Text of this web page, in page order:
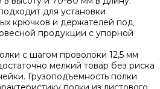
для установки
крючков и держателей под
продукции с упорной
с шагом проволоки 12,5 мм
мелкий товар без риска
Грузоподъемность полки